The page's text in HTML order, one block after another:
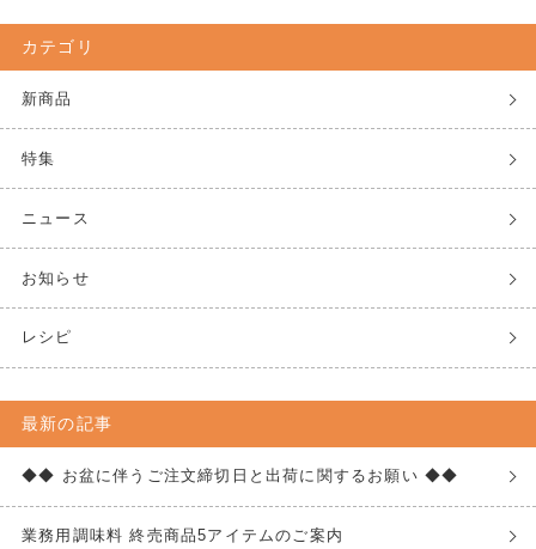
カテゴリ
新商品
特集
ニュース
お知らせ
レシピ
最新の記事
◆◆ お盆に伴うご注文締切日と出荷に関するお願い ◆◆
業務用調味料 終売商品5アイテムのご案内